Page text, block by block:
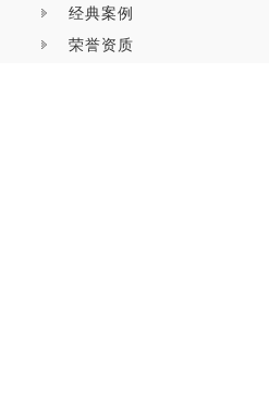
经典案例
荣誉资质